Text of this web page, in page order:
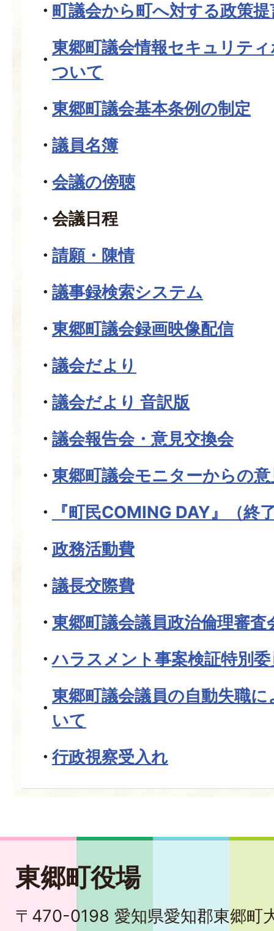
町議会から町へ対する政策提
東郷町議会情報セキュリテ
ついて
東郷町議会基本条例の制定
議員名簿
会議の傍聴
会議日程
請願・陳情
議事録検索システム
東郷町議会録画映像配信
議会だより
議会だより 音訳版
議会報告会・意見交換会
東郷町議会モニターからの
『町民COMING DAY』（終
政務活動費
議長交際費
東郷町議会議員政治倫理審査
ハラスメント事案検証特別
東郷町議会議員の自動失職
いて
行政視察受入れ
東郷町役場
〒470-0198 愛知県愛知郡東郷町